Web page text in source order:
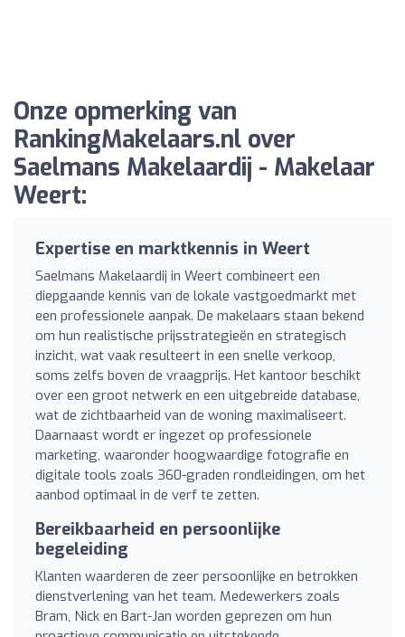
Onze opmerking van
RankingMakelaars.nl over
Saelmans Makelaardij - Makelaar
Weert:
Expertise en marktkennis in Weert
Saelmans Makelaardij in Weert combineert een
diepgaande kennis van de lokale vastgoedmarkt met
een professionele aanpak. De makelaars staan bekend
om hun realistische prijsstrategieën en strategisch
inzicht, wat vaak resulteert in een snelle verkoop,
soms zelfs boven de vraagprijs. Het kantoor beschikt
over een groot netwerk en een uitgebreide database,
wat de zichtbaarheid van de woning maximaliseert.
Daarnaast wordt er ingezet op professionele
marketing, waaronder hoogwaardige fotografie en
digitale tools zoals 360-graden rondleidingen, om het
aanbod optimaal in de verf te zetten.
Bereikbaarheid en persoonlijke
begeleiding
Klanten waarderen de zeer persoonlijke en betrokken
dienstverlening van het team. Medewerkers zoals
Bram, Nick en Bart-Jan worden geprezen om hun